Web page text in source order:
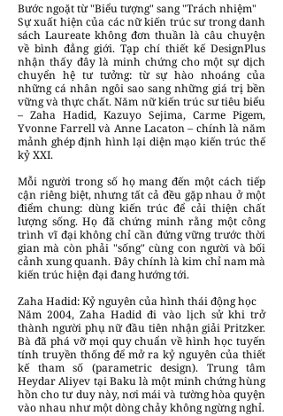
Bước ngoặt từ "Biểu tượng" sang "Trách nhiệm"
Sự xuất hiện của các nữ kiến trúc sư trong danh
sách Laureate không đơn thuần là câu chuyện
về bình đẳng giới. Tạp chí thiết kế DesignPlus
nhận thấy đây là minh chứng cho một sự dịch
chuyển hệ tư tưởng: từ sự hào nhoáng của
những cá nhân ngôi sao sang những giá trị bền
vững và thực chất. Năm nữ kiến trúc sư tiêu biểu
– Zaha Hadid, Kazuyo Sejima, Carme Pigem,
Yvonne Farrell và Anne Lacaton – chính là năm
mảnh ghép định hình lại diện mạo kiến trúc thế
kỷ XXI.
Mỗi người trong số họ mang đến một cách tiếp
cận riêng biệt, nhưng tất cả đều gặp nhau ở một
điểm chung: dùng kiến trúc để cải thiện chất
lượng sống. Họ đã chứng minh rằng một công
trình vĩ đại không chỉ cần đứng vững trước thời
gian mà còn phải "sống" cùng con người và bối
cảnh xung quanh. Đây chính là kim chỉ nam mà
kiến trúc hiện đại đang hướng tới.
Zaha Hadid: Kỷ nguyên của hình thái động học
Năm 2004, Zaha Hadid đi vào lịch sử khi trở
thành người phụ nữ đầu tiên nhận giải Pritzker.
Bà đã phá vỡ mọi quy chuẩn về hình học tuyến
tính truyền thống để mở ra kỷ nguyên của thiết
kế tham số (parametric design). Trung tâm
Heydar Aliyev tại Baku là một minh chứng hùng
hồn cho tư duy này, nơi mái và tường hòa quyện
vào nhau như một dòng chảy không ngừng nghỉ.